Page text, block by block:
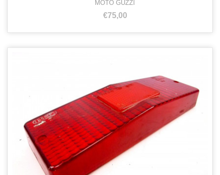
MOTO GUZZI
€75,00